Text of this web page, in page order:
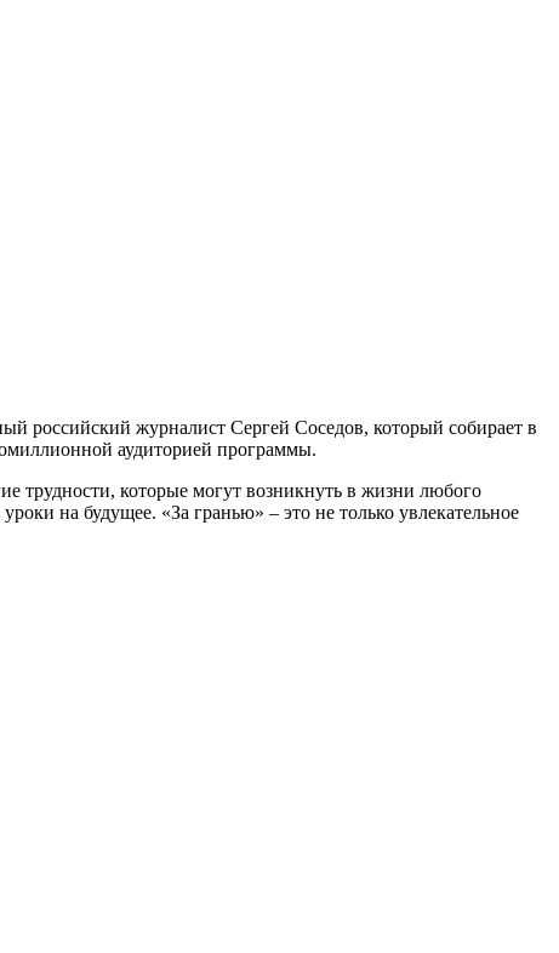
российский журналист Сергей Соседов, который собирает в
аудиторией программы.
трудности, которые могут возникнуть в жизни любого
на будущее. «За гранью» – это не только увлекательное